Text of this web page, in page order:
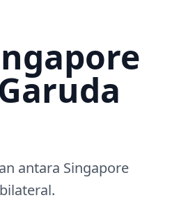
antara Singapore